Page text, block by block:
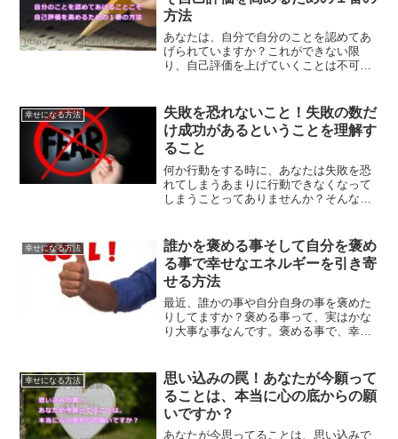
方法
あなたは、自分で自分のことを認めてあ
げられていますか？これができない限
り、自己評価を上げていくことは不可能
す。
幸せになる方法
失敗を恐れないこと！失敗の数だ
け成功があるということを理解す
ること
何か行動をする時に、あなたは失敗を恐
れてしまうあまりに行動できなくなって
しまうことってありませんか？そんな時
行動できなくなる理由をなくしていきま
せんか？失敗を恐れないことで手に入れ
ることができるものについてです。
幸せになる方法
誰かを褒める事そして自分を褒め
る事で幸せなエネルギーを引き寄
せる方法
最近、誰かの事や自分自身の事を褒めた
りしてますか？褒める事って、実はかな
り大事な事なんです。褒める事で、幸せ
褒めてあげてください。褒め続ける事
で、幸せなエネルギーをたくさん吸収で
きます。
幸せになる方法
思い込みの罠！あなたが今願って
ることは、本当に心の底からの願
いですか？
あなたが今思ってることは、思い込みで